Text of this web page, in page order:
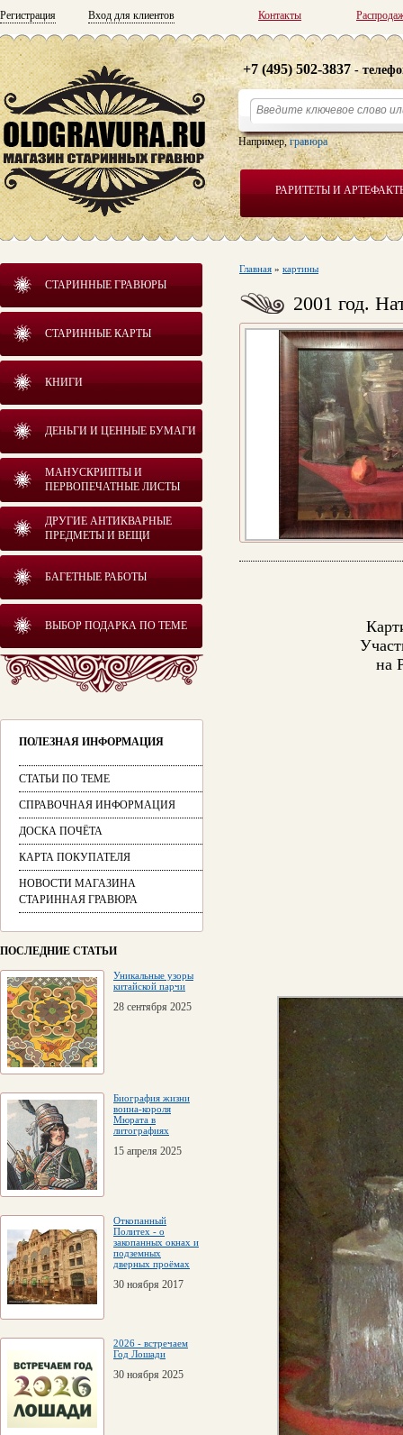
Регистрация Вход для клиентов Контакты
РАРИТЕТЫ И
+7 (495) 502-3837 -
Например,гравюра
СТАРИННЫЕ ГРАВЮРЫ
СТАРИННЫЕ КАРТЫ
КНИГИ
ДЕНЬГИ И ЦЕННЫЕ БУМАГИ
МАНУСКРИПТЫ И
ПЕРВОПЕЧАТНЫЕ ЛИСТЫ
ДРУГИЕ АНТИКВАРНЫЕ
ПРЕДМЕТЫ И ВЕЩИ
БАГЕТНЫЕ РАБОТЫ
ВЫБОР ПОДАРКА ПО ТЕМЕ
ПОЛЕЗНАЯ ИНФОРМАЦИЯ
СТАТЬИ ПО ТЕМЕ
СПРАВОЧНАЯ ИНФОРМАЦИЯ
ДОСКА ПОЧЁТА
КАРТА ПОКУПАТЕЛЯ
НОВОСТИ МАГАЗИНА
СТАРИННАЯ ГРАВЮРА
ПОСЛЕДНИЕ СТАТЬИ
Уникальные узоры
китайской парчи
28 сентября 2025
Биография жизни
воина-короля
Мюрата в
литографиях
15 апреля 2025
Откопанный
Политех - о
закопанных окнах и
подземных
дверных проёмах
30 ноября 2017
2026 - встречаем
Год Лошади
30 ноября 2025
Главная » картины
2001 год.
на